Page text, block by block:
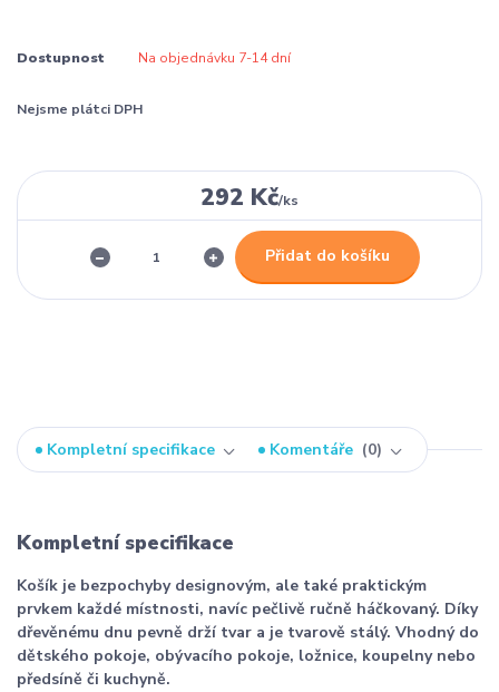
Dostupnost Na objednávku 7-14 dní
Nejsme plátci DPH
292 Kč/ks
Přidat do košíku
Kompletní specifikace Komentáře 0
Kompletní specifikace
Košík je bezpochyby designovým, ale také praktickým
prvkem každé místnosti, navíc pečlivě ručně háčkovaný. Díky
dřevěnému dnu pevně drží tvar a je tvarově stálý. Vhodný do
dětského pokoje, obývacího pokoje, ložnice, koupelny nebo
předsíně či kuchyně.